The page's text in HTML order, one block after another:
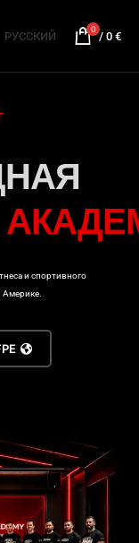
РУССКИЙ 0 / 0 €
и спортивного
Америке.